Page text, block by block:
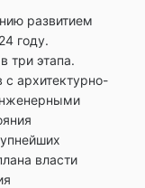
развитием
году.
три этапа.
с архитектурно-
власти